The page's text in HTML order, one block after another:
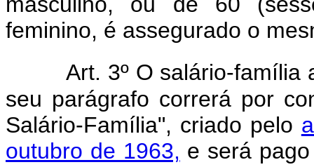
feminino, é assegurado o
Art. 3º O salário-família
seu parágrafo correrá por
Salário-Família", criado pelo
outubro de 1963, e será